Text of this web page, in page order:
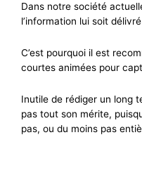
Dans notre société
l’information lui soit
C’est pourquoi il est
courtes animées pour
Inutile de rédiger un long
pas tout son mérite,
pas, ou du moins pas